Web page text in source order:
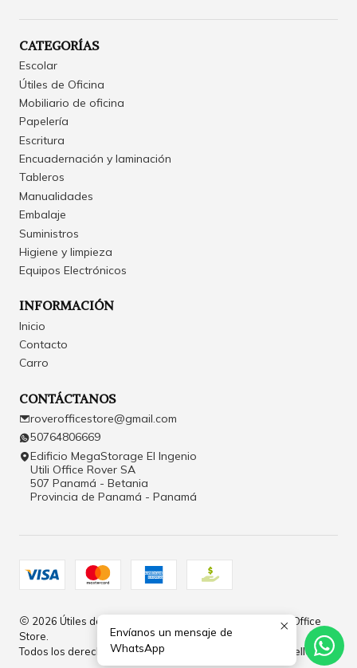
CATEGORÍAS
Escolar
Útiles de Oficina
Mobiliario de oficina
Papelería
Escritura
Encuadernación y laminación
Tableros
Manualidades
Embalaje
Suministros
Higiene y limpieza
Equipos Electrónicos
INFORMACIÓN
Inicio
Contacto
Carro
CONTÁCTANOS
roverofficestore@gmail.com
50764806669
Edificio MegaStorage El Ingenio
Utili Office Rover SA
507 Panamá - Betania
Provincia de Panamá - Panamá
2026 Útiles de Oficina y Papelería en Panamá | Rover Office
Store.
Todos los derechos reservados.
Desarrollado por Jumpseller.
Envíanos un mensaje de
WhatsApp